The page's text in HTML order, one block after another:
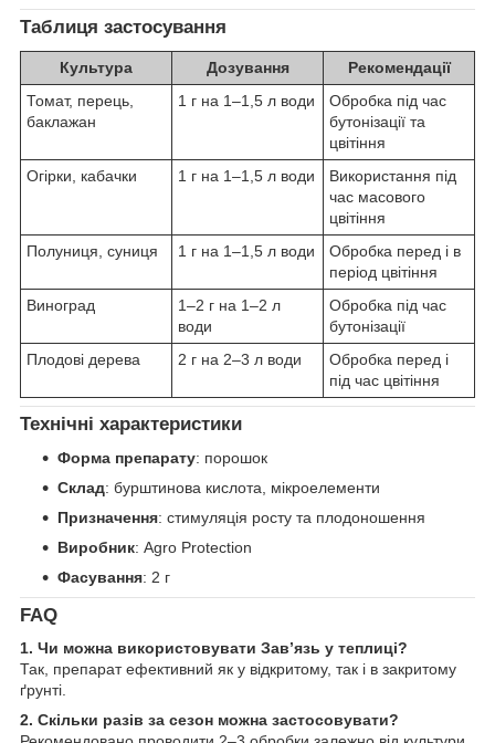
Таблиця застосування
Культура Дозування
Рекомендації
Томат, перець,
баклажан
1 г на 1–1,5 л води
Обробка під час
бутонізації та
цвітіння
Огірки, кабачки
1 г на 1–1,5 л води
Використання під
час масового
цвітіння
Полуниця, суниця
1 г на 1–1,5 л води
Обробка перед і в
період цвітіння
Виноград
1–2 г на 1–2 л
води
Обробка під час
бутонізації
Плодові дерева
2 г на 2–3 л води
Обробка перед і
під час цвітіння
Технічні характеристики
Форма препарату: порошок
Склад: бурштинова кислота, мікроелементи
Призначення: стимуляція росту та плодоношення
Виробник: Agro Protection
Фасування: 2 г
FAQ
1. Чи можна використовувати Зав’язь у теплиці?
Так, препарат ефективний як у відкритому, так і в закритому
ґрунті.
2. Скільки разів за сезон можна застосовувати?